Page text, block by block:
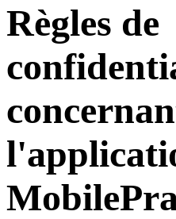
Règles de